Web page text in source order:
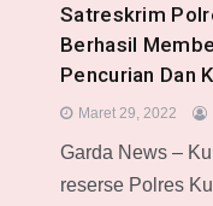
Satreskrim
Berhasil
Pencurian Dan
Maret 29, 2022
Garda News –
reserse Polres